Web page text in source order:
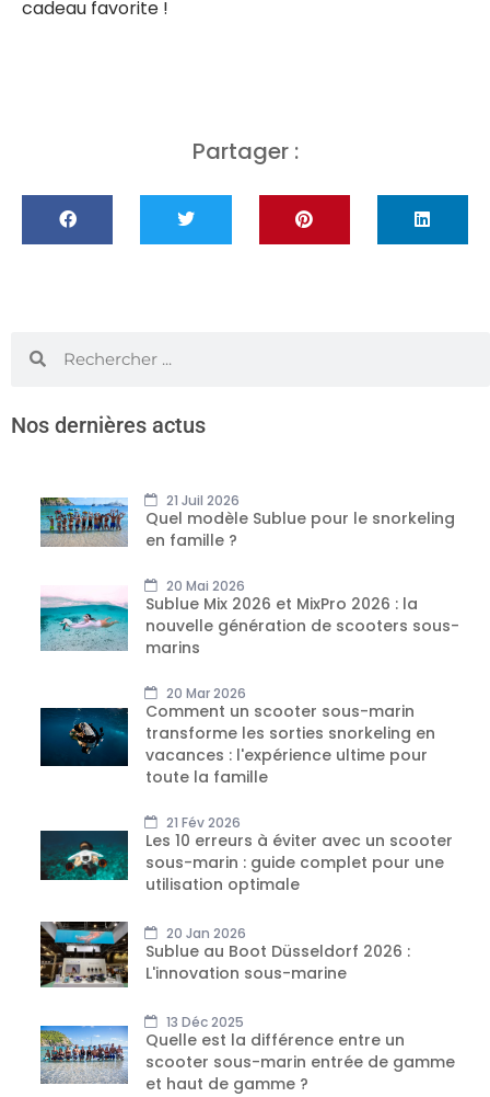
cadeau favorite !
Partager :
Nos dernières actus
21 Juil 2026
Quel modèle Sublue pour le snorkeling
en famille ?
20 Mai 2026
Sublue Mix 2026 et MixPro 2026 : la
nouvelle génération de scooters sous-
marins
20 Mar 2026
Comment un scooter sous-marin
transforme les sorties snorkeling en
vacances : l'expérience ultime pour
toute la famille
21 Fév 2026
Les 10 erreurs à éviter avec un scooter
sous-marin : guide complet pour une
utilisation optimale
20 Jan 2026
Sublue au Boot Düsseldorf 2026 :
L'innovation sous-marine
13 Déc 2025
Quelle est la différence entre un
scooter sous-marin entrée de gamme
et haut de gamme ?